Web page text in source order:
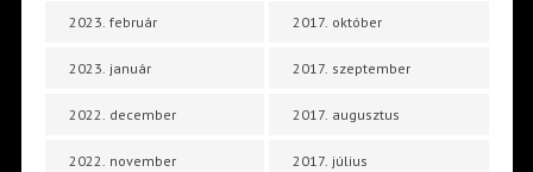
2023. február
2023. január
2022. december
2022. november
2017. október
2017. szeptember
2017. augusztus
2017. július